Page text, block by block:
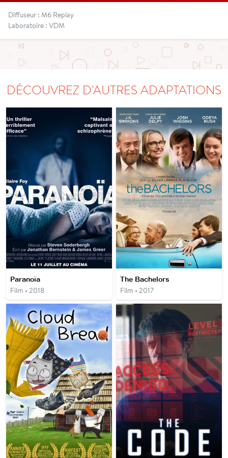
Diffuseur : M6 Replay
Laboratoire : VDM
DÉCOUVREZ D'AUTRES ADAPTATIONS
Paranoïa
Film • 2018
The Bachelors
Film • 2017